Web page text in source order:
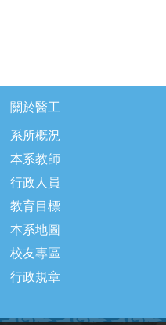
關於醫工
系所概況
本系教師
行政人員
教育目標
本系地圖
校友專區
行政規章